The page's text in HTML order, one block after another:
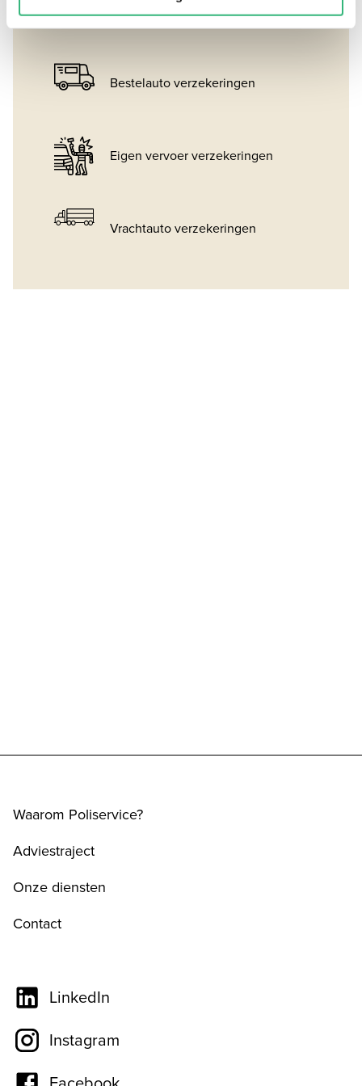
verzekeringen
Bestelauto verzekeringen
Eigen vervoer verzekeringen
Vrachtauto verzekeringen
Waarom Poliservice?
Adviestraject
Onze diensten
Contact
LinkedIn
Instagram